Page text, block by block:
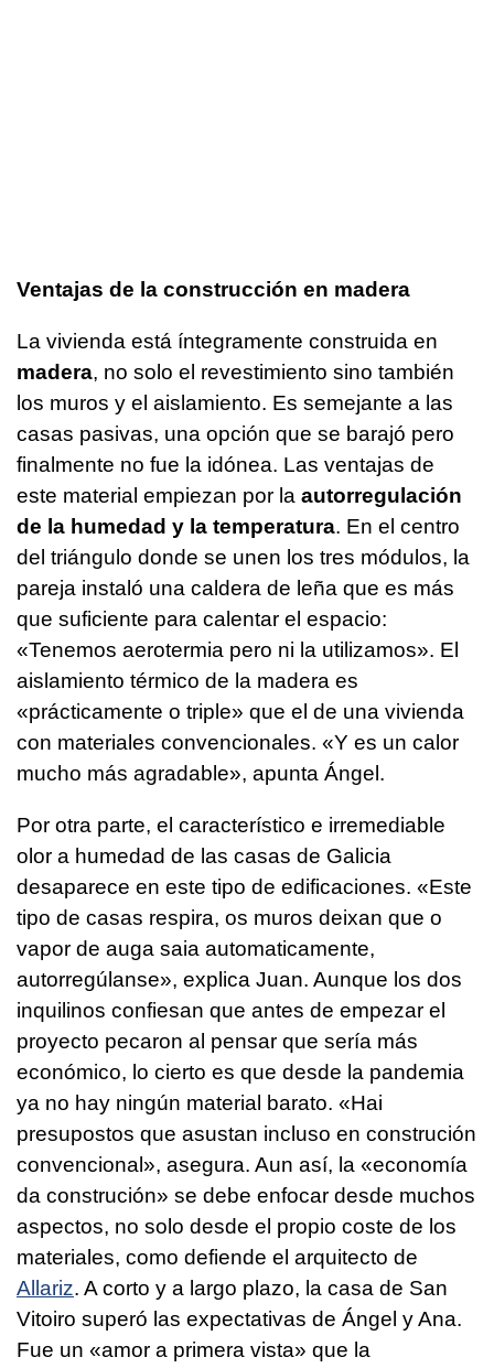
Ventajas de la construcción en madera
La vivienda está íntegramente construida en
madera, no solo el revestimiento sino también
los muros y el aislamiento. Es semejante a las
casas pasivas, una opción que se barajó pero
finalmente no fue la idónea. Las ventajas de
este material empiezan por la autorregulación
de la humedad y la temperatura. En el centro
del triángulo donde se unen los tres módulos, la
pareja instaló una caldera de leña que es más
que suficiente para calentar el espacio:
«Tenemos aerotermia pero ni la utilizamos». El
aislamiento térmico de la madera es
«prácticamente o triple» que el de una vivienda
con materiales convencionales. «Y es un calor
mucho más agradable», apunta Ángel.
Por otra parte, el característico e irremediable
olor a humedad de las casas de Galicia
desaparece en este tipo de edificaciones. «Este
tipo de casas respira, os muros deixan que o
vapor de auga saia automaticamente,
autorregúlanse», explica Juan. Aunque los dos
inquilinos confiesan que antes de empezar el
proyecto pecaron al pensar que sería más
económico, lo cierto es que desde la pandemia
ya no hay ningún material barato. «Hai
presupostos que asustan incluso en construción
convencional», asegura. Aun así, la «economía
da construción» se debe enfocar desde muchos
aspectos, no solo desde el propio coste de los
materiales, como defiende el arquitecto de
Allariz. A corto y a largo plazo, la casa de San
Vitoiro superó las expectativas de Ángel y Ana.
Fue un «amor a primera vista» que la